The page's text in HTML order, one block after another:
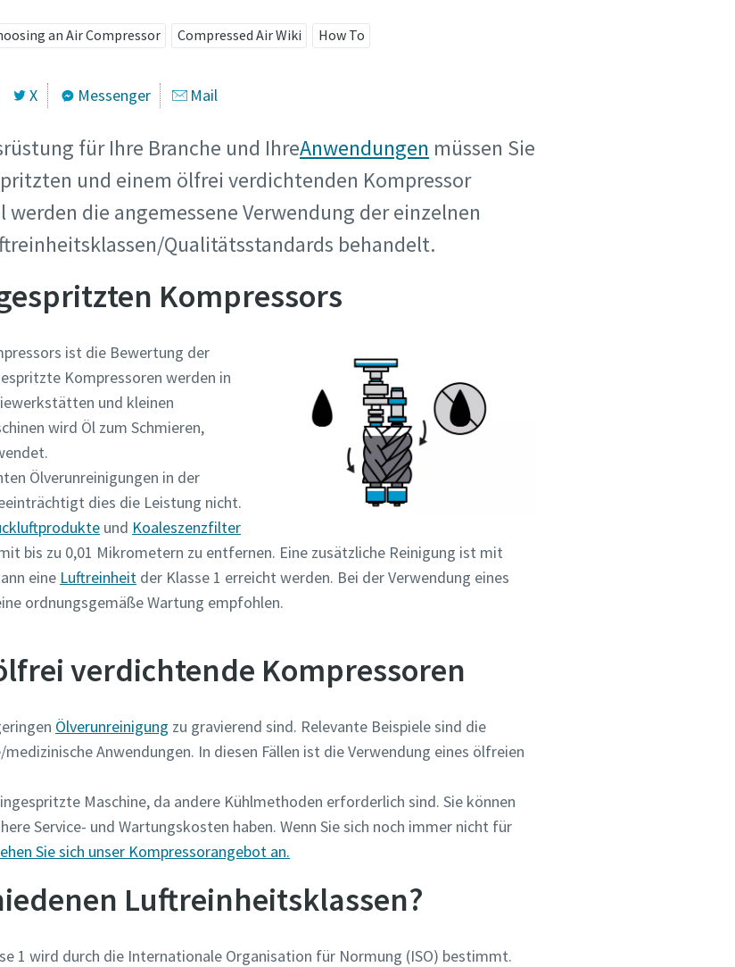
an Air Compressor Compressed Air Wiki How To
X Messenger Mail
für Ihre Branche und IhreAnwendungen müssen Sie
und einem ölfrei verdichtenden Kompressor
die angemessene Verwendung der einzelnen
Qualitätsstandards behandelt.
Kompressors
ist die Bewertung der
Kompressoren werden in
und kleinen
wird Öl zum Schmieren,
Ölverunreinigungen in der
dies die Leistung nicht.
und Koaleszenzfilter
bis zu 0,01 Mikrometern zu entfernen. Eine zusätzliche Reinigung ist mit
eine Luftreinheit der Klasse 1 erreicht werden. Bei der Verwendung eines
ordnungsgemäße Wartung empfohlen.
verdichtende Kompressoren
Ölverunreinigung zu gravierend sind. Relevante Beispiele sind die
Anwendungen. In diesen Fällen ist die Verwendung eines ölfreien
Maschine, da andere Kühlmethoden erforderlich sind. Sie können
Service- und Wartungskosten haben. Wenn Sie sich noch immer nicht für
Sie sich unser Kompressorangebot an.
Luftreinheitsklassen?
1 wird durch die Internationale Organisation für Normung (ISO) bestimmt.
Anforderung